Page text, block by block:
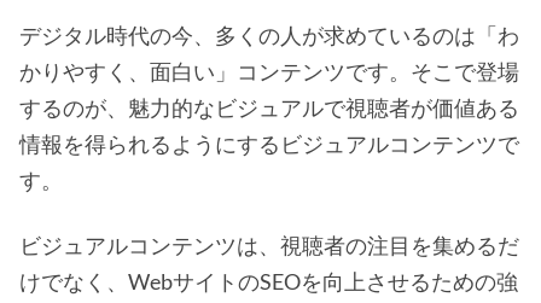
デジタル時代の今、多くの人が求めているのは「わ
かりやすく、面白い」コンテンツです。そこで登場
するのが、魅力的なビジュアルで視聴者が価値ある
情報を得られるようにするビジュアルコンテンツで
す。
ビジュアルコンテンツは、視聴者の注目を集めるだ
けでなく、WebサイトのSEOを向上させるための強